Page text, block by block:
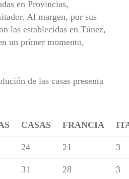
en Provincias,
Al margen, por sus
las establecidas en Túnez,
un primer momento,
de las casas presenta
CASAS FRANCIA
24 21 3
31 28 3